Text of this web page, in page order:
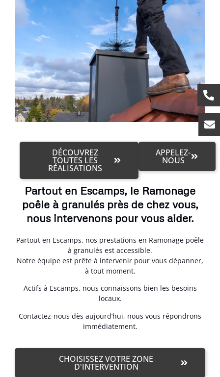
DÉCOUVREZ
TOUTES LES
RÉALISATIONS
APPELEZ-
NOUS
Partout en Escamps, le Ramonage
poêle à granulés près de chez vous,
nous intervenons pour vous aider.
Partout en Escamps, nos prestations en Ramonage poêle
à granulés est accessible.
Notre équipe est prête à intervenir pour vous dépanner,
à tout moment.
Actifs à Escamps, nous connaissons bien les besoins
locaux.
Contactez-nous dès aujourd’hui, nous vous répondrons
immédiatement.
CHOISISSEZ VOTRE ZONE
D'INTERVENTION